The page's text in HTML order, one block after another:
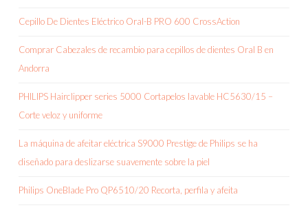
Cepillo De Dientes Eléctrico Oral-B PRO 600 CrossAction
Comprar Cabezales de recambio para cepillos de dientes Oral B en
Andorra
PHILIPS Hairclipper series 5000 Cortapelos lavable HC5630/15 –
Corte veloz y uniforme
La máquina de afeitar eléctrica S9000 Prestige de Philips se ha
diseñado para deslizarse suavemente sobre la piel
Philips OneBlade Pro QP6510/20 Recorta, perfila y afeita